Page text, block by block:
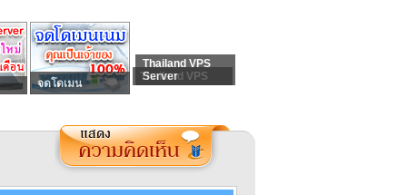
จดโดเมน
Thailand VPS
Thailand VPS
Server